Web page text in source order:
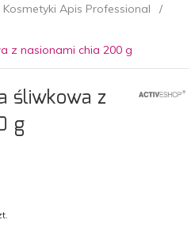
Kosmetyki Apis Professional
z nasionami chia 200 g
śliwkowa z
g